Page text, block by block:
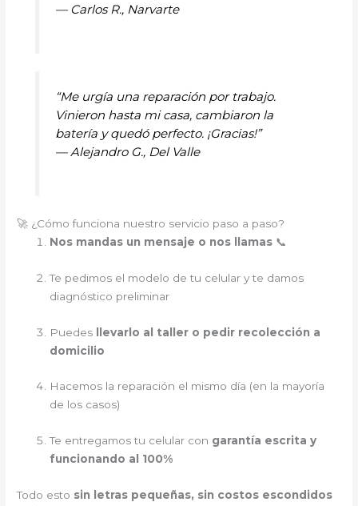
— Carlos R., Narvarte
“Me urgía una reparación por trabajo.
Vinieron hasta mi casa, cambiaron la
batería y quedó perfecto. ¡Gracias!”
—Alejandro G., Del Valle
🚀 ¿Cómo funciona nuestro servicio paso a paso?
Nos mandas un mensaje o nos llamas 📞
Te pedimos el modelo de tu celular y te damos
diagnóstico preliminar
Puedes llevarlo al taller o pedir recolección a
domicilio
Hacemos la reparación el mismo día (en la mayoría
de los casos)
Te entregamos tu celular con garantía escrita y
funcionando al 100%
Todo esto sin letras pequeñas, sin costos escondidos